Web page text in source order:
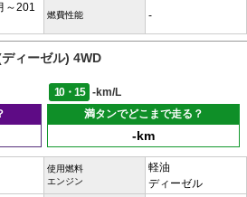
～201
燃費性能 -
ィーゼル) 4WD
10・15
-km/L
満タンでどこまで走る？
-km
使用燃料
エンジン
軽油
ディーゼル